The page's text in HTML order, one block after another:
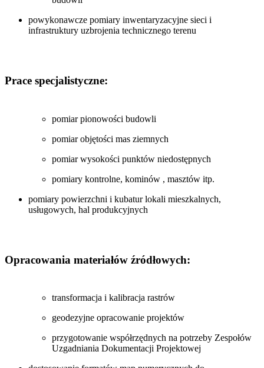
powykonawcze pomiary inwentaryzacyjne sieci i
infrastruktury uzbrojenia technicznego terenu
Prace specjalistyczne:
pomiar pionowości budowli
pomiar objętości mas ziemnych
pomiar wysokości punktów niedostępnych
pomiary kontrolne, kominów , masztów itp.
pomiary powierzchni i kubatur lokali mieszkalnych,
usługowych, hal produkcyjnych
Opracowania materiałów źródłowych:
transformacja i kalibracja rastrów
geodezyjne opracowanie projektów
przygotowanie współrzędnych na potrzeby Zespołów
Uzgadniania Dokumentacji Projektowej